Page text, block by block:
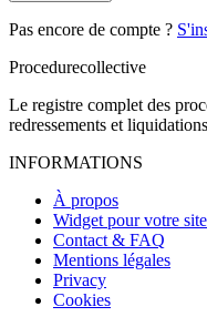
Pas encore de compte ?
Procedurecollective
Le registre complet des
redressements et
INFORMATIONS
À propos
Widget pour votre site
Contact & FAQ
Mentions légales
Privacy
Cookies